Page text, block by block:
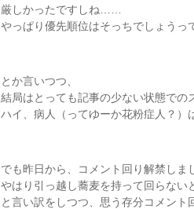
厳しかったですしね……
やっぱり優先順位はそっちでしょうっ
とか言いつつ、
結局はとっても記事の少ない状態での
ハイ、病人（ってゆーか花粉症人？）
でも昨日から、コメント回り解禁しま
やはり引っ越し蕎麦を持って回らない
と言い訳をしつつ、思う存分コメント